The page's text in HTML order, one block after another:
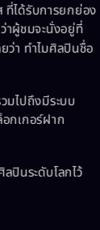
ที่ได้รับการยกย่อง
าผู้ชมจะนั่งอยู่ที่
ว่า ทำไมศิลปินชื่อ
มไปถึงมีระบบ
กเกอร์ฝาก
ปินระดับโลกไว้